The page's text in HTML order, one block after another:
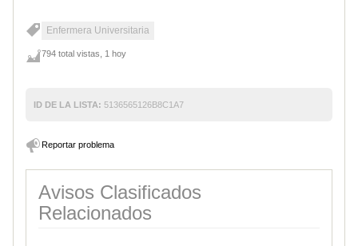
Enfermera Universitaria
794 total vistas, 1 hoy
ID DE LA LISTA: 5136565126B8C1A7
Reportar problema
Avisos Clasificados
Relacionados